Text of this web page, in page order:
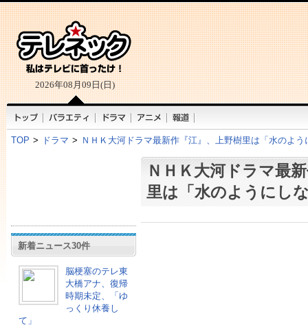
2026年08月09日(日)
TOP > ドラマ > ＮＨＫ大河ドラマ最新作『江』、上野樹里は「水のよう
新着ニュース30件
脳梗塞のテレ東
大橋アナ、復帰
時期未定、「ゆ
っくり休養し
て」
ＮＨＫ大河ドラマ最
里は「水のようにし